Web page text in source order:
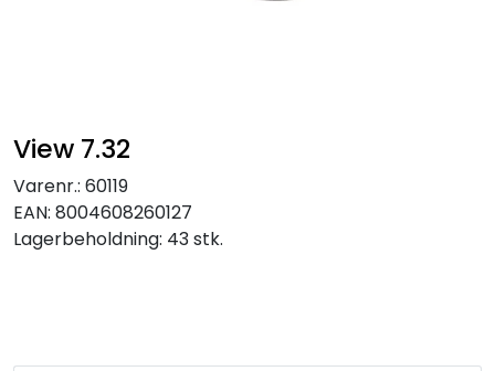
View 7.32
Varenr.: 60119
EAN: 8004608260127
Lagerbeholdning: 43 stk.